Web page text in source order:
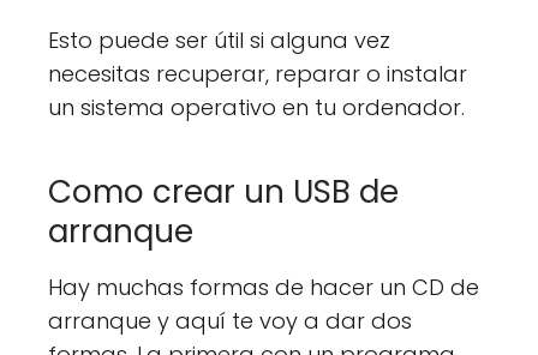
Esto puede ser útil si alguna vez
necesitas recuperar, reparar o instalar
un sistema operativo en tu ordenador.
Como crear un USB de
arranque
Hay muchas formas de hacer un CD de
arranque y aquí te voy a dar dos